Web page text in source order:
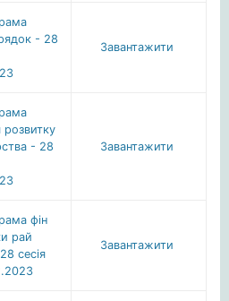
- 28
Завантажити
розвитку
- 28
Завантажити
фін
рай
сесія
Завантажити